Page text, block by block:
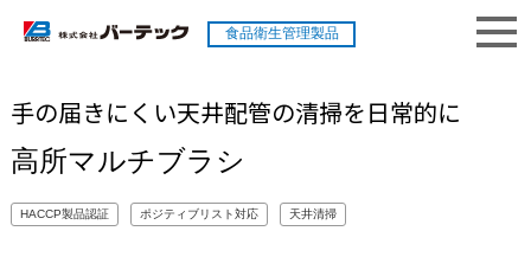
食品衛生管理製品
手の届きにくい天井配管の清掃を日常的に
高所マルチブラシ
HACCP製品認証 ポジティブリスト対応 天井清掃